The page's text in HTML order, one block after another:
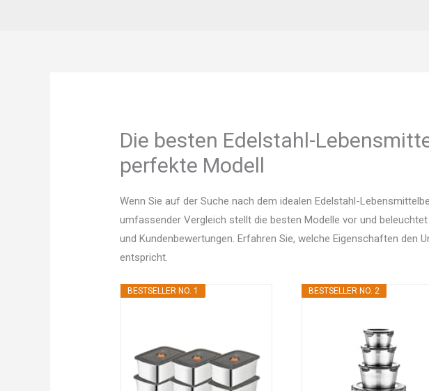
Die besten Edelstahl-
perfekte Modell
Wenn Sie auf der Suche nach dem idealen Edelstahl-
umfassender Vergleich stellt die besten Modelle vor und
und Kundenbewertungen. Erfahren Sie, welche Eigenschaften
entspricht.
BESTSELLER NO. 1 BESTSELLER NO. 2